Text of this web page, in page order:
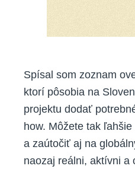
Spísal som zoznam
ktorí pôsobia na
projektu dodať
how. Môžete tak
a zaútočiť aj na
naozaj reálni, aktívni a